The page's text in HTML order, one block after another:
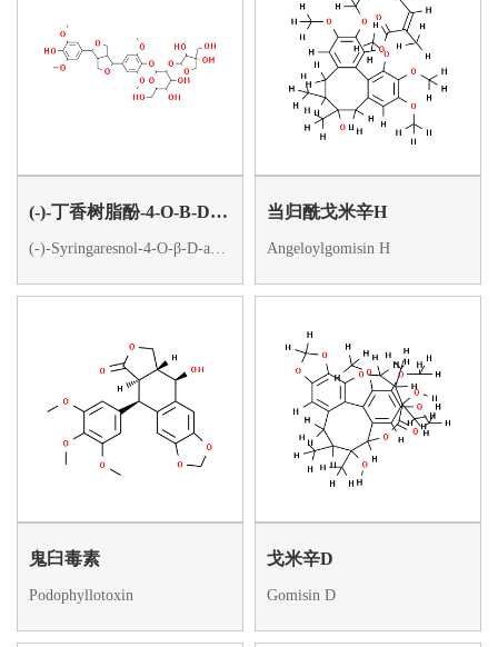
(-)-丁香树脂酚-4-O-Β-D-呋喃芹糖基-(1→2)-Β-D-吡喃葡萄糖苷
(-)-Syringaresnol-4-O-β-D-apiofuranosyl-(1→2)-β-D-glucopyranoside
当归酰戈米辛H
Angeloylgomisin H
鬼臼毒素
Podophyllotoxin
戈米辛D
Gomisin D